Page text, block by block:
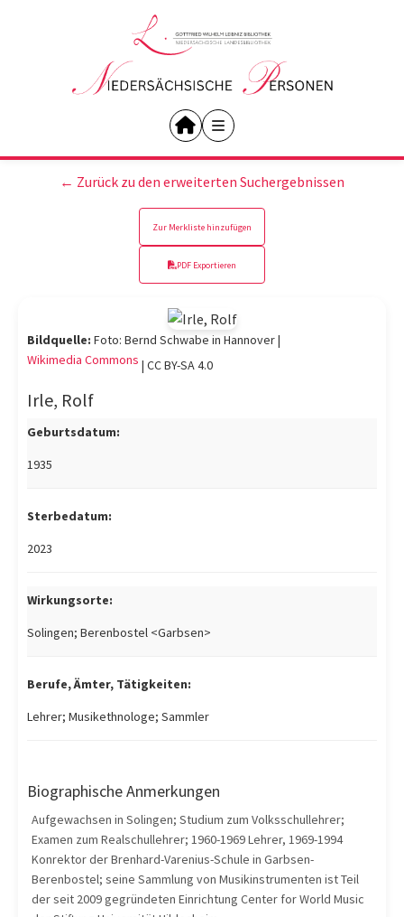
← Zurück zu den erweiterten Suchergebnissen
Zur Merkliste hinzufügen
PDF Exportieren
Irle, Rolf
Geburtsdatum:
1935
Sterbedatum:
2023
Wirkungsorte:
Solingen; Berenbostel <Garbsen>
Berufe, Ämter, Tätigkeiten:
Lehrer; Musikethnologe; Sammler
Biographische Anmerkungen
Aufgewachsen in Solingen; Studium zum Volksschullehrer;
Examen zum Realschullehrer; 1960-1969 Lehrer, 1969-1994
Konrektor der Brenhard-Varenius-Schule in Garbsen-
Berenbostel; seine Sammlung von Musikinstrumenten ist Teil
der seit 2009 gegründeten Einrichtung Center for World Music
Bildquelle: Foto: Bernd Schwabe in Hannover |
Wikimedia Commons | CC BY-SA 4.0